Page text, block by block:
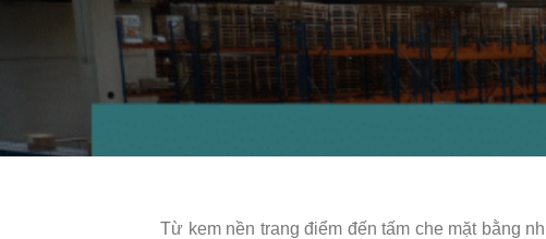
Từ kem nền trang điểm đến tấm che mặt bằng